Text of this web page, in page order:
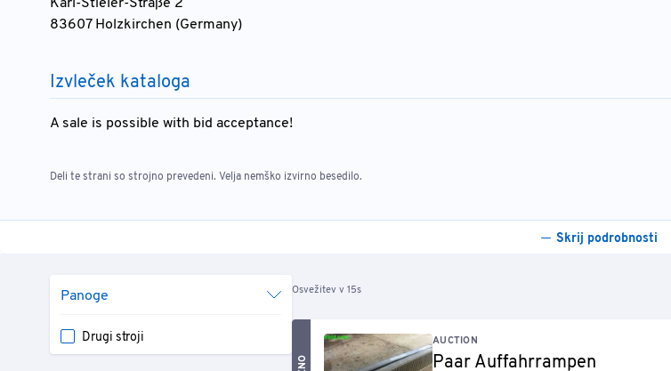
Karl-Stieler-Straße 2
83607 Holzkirchen (Germany)
Izvleček kataloga
A sale is possible with bid acceptance!
Deli te strani so strojno prevedeni. Velja nemško izvirno besedilo.
Skrij podrobnosti
Panoge
Drugi stroji
Osvežitev v 15s
AUCTION
Paar Auffahrrampen